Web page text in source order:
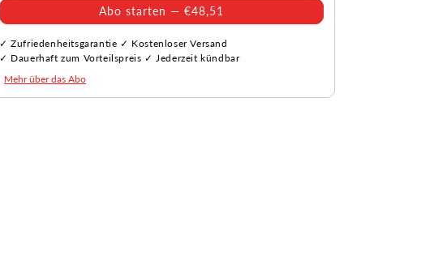
Abo starten — €48,51
✓ Zufriedenheitsgarantie ✓ Kostenloser Versand
✓ Dauerhaft zum Vorteilspreis ✓ Jederzeit kündbar
Mehr über das Abo